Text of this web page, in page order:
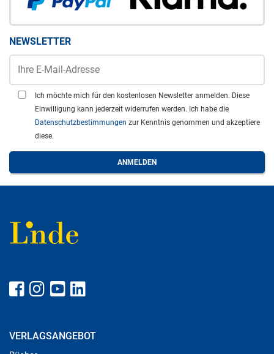
NEWSLETTER
Ich möchte mich für den kostenlosen Newsletter anmelden. Diese
Einwilligung kann jederzeit widerrufen werden. Ich habe die
Datenschutzbestimmungen zur Kenntnis genommen und akzeptiere
diese.
VERLAGSANGEBOT